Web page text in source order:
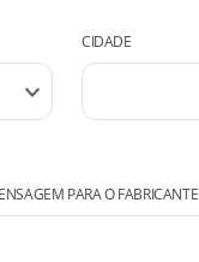
CIDADE
PARA O FABRICANTE